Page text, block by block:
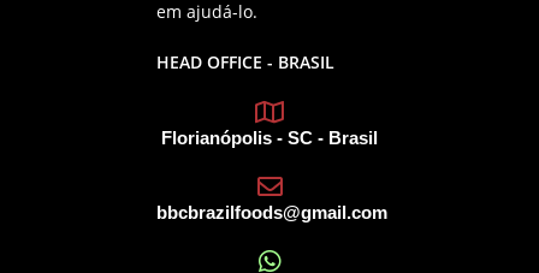
em ajudá-lo.
HEAD OFFICE - BRASIL
Florianópolis - SC - Brasil
bbcbrazilfoods@gmail.com